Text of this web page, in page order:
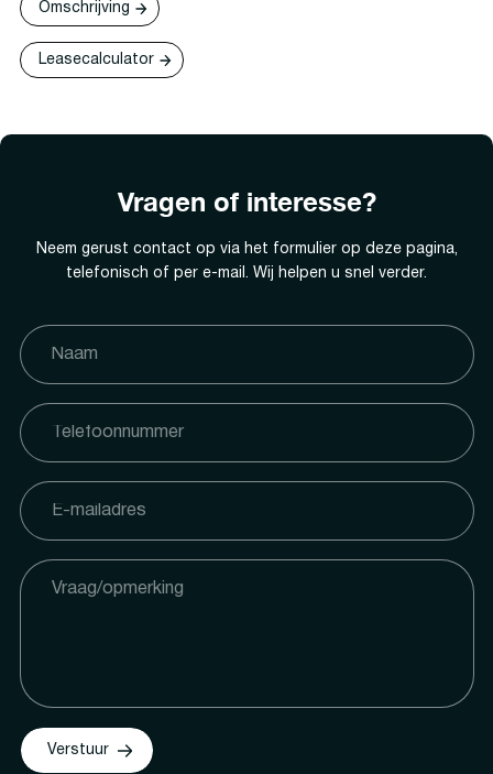
Omschrijving
Leasecalculator
Vragen of interesse?
Neem gerust contact op via het formulier op deze pagina,
telefonisch of per e-mail. Wij helpen u snel verder.
Verstuur